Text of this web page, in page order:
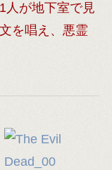
人が地下室で見
を唱え、悪霊